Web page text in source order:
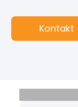
Kontakt